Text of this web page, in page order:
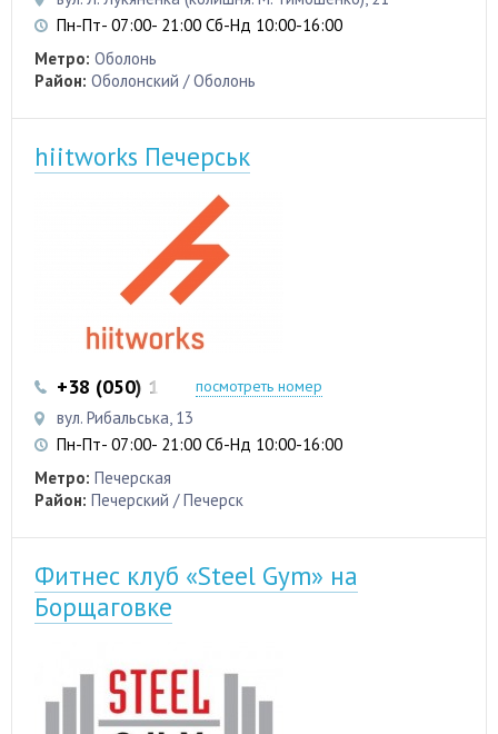
Пн-Пт- 07:00- 21:00 Сб-Нд 10:00-16:00
Метро: Оболонь
Район: Оболонский / Оболонь
hiitworks Печерськ
+38 (050) 103 22 22 +38 (050) 103 22 22
посмотреть номер
вул. Рибальська, 13
Пн-Пт- 07:00- 21:00 Сб-Нд 10:00-16:00
Метро: Печерская
Район: Печерский / Печерск
Фитнес клуб «Steel Gym» на
Борщаговке